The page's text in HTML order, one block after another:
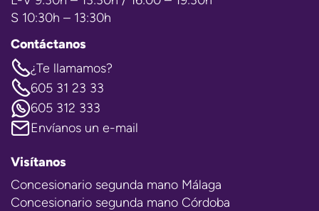
S 10:30h – 13:30h
Contáctanos
¿Te llamamos?
605 31 23 33
605 312 333
Envíanos un e-mail
Visítanos
Concesionario segunda mano Málaga
Concesionario segunda mano Córdoba